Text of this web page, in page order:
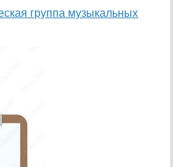
группа музыкальных